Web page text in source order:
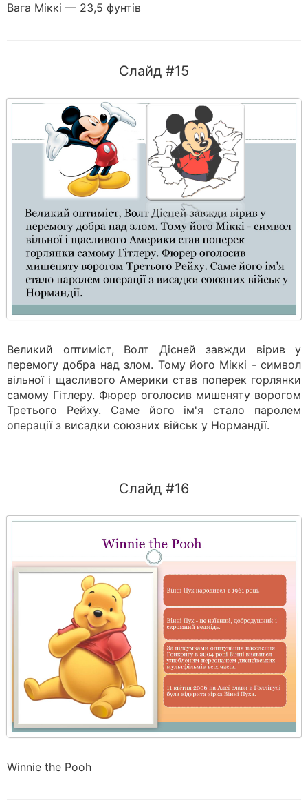
Вага Міккі — 23,5 фунтів
Слайд #15
Великий оптиміст, Волт Дісней завжди вірив у
перемогу добра над злом. Тому його Міккі - символ
вільної і щасливого Америки став поперек горлянки
самому Гітлеру. Фюрер оголосив мишеняту ворогом
Третього Рейху. Саме його ім'я стало паролем
операції з висадки союзних військ у Нормандії.
Слайд #16
Winnie the Pooh